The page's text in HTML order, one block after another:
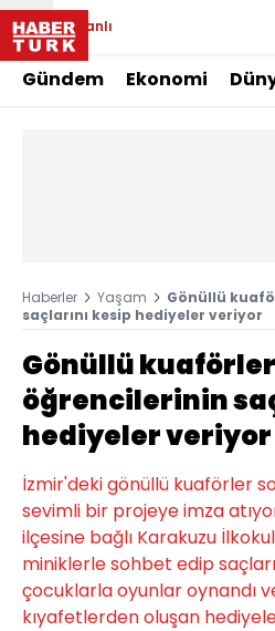
Canlı
Gündem Ekonomi
Haberler Yaşam
Gönüllü
saçlarını kesip hediyeler veriyor
Gönüllü
öğrencilerinin
hediyeler veriyor
İzmir'deki gönüllü kuaförler
sevimli bir projeye imza
ilçesine bağlı Karakuzu
miniklerle sohbet edip
çocuklarla oyunlar oynandı
kıyafetlerden oluşan